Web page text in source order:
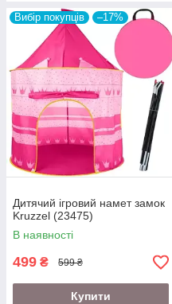
Вибір покупців –17%
Дитячий ігровий намет замок
Kruzzel (23475)
В наявності
499 ₴ 599 ₴
Купити